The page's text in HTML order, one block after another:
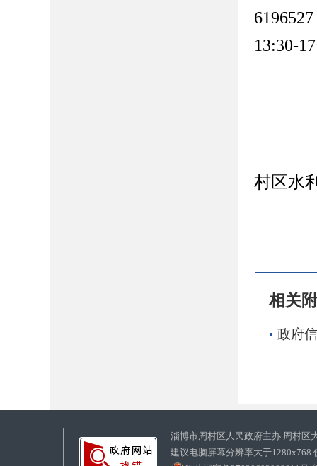
6196527
13:30-
村区水
相关
政府
淄博市周村区人民政府主办 周村区
建议电脑屏幕分辨率大于1280x768